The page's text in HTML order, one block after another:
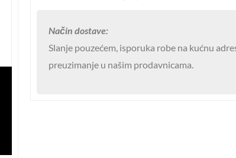
količina
Način dostave:
Slanje pouzećem, isporuka robe na kućnu
preuzimanje u našim prodavnicama.